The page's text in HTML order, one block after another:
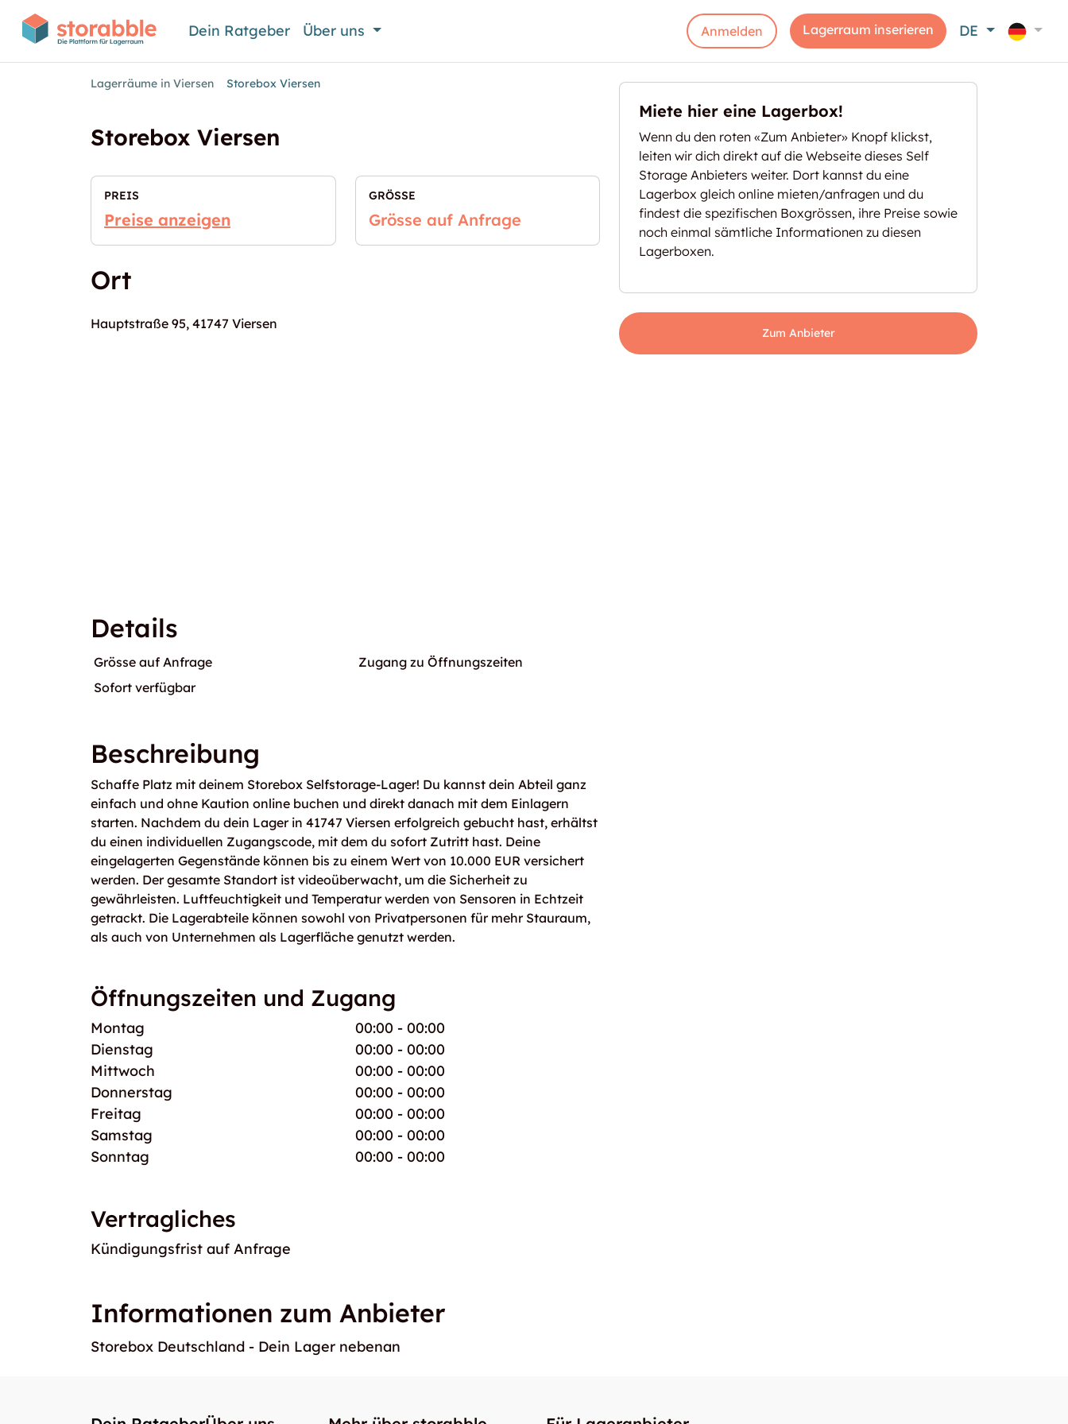
Dein Ratgeber Über uns Anmelden Lagerraum inserieren DE
Lagerräume in Viersen Storebox Viersen
Storebox Viersen
PREIS
Preise anzeigen
GRÖSSE
Grösse auf Anfrage
Ort
Hauptstraße 95, 41747 Viersen
Details
Grösse auf Anfrage
Zugang zu Öffnungszeiten
Sofort verfügbar
Beschreibung
Schaffe Platz mit deinem Storebox Selfstorage-Lager! Du kannst dein Abteil ganz
einfach und ohne Kaution online buchen und direkt danach mit dem Einlagern
starten. Nachdem du dein Lager in 41747 Viersen erfolgreich gebucht hast, erhältst
du einen individuellen Zugangscode, mit dem du sofort Zutritt hast. Deine
eingelagerten Gegenstände können bis zu einem Wert von 10.000 EUR versichert
werden. Der gesamte Standort ist videoüberwacht, um die Sicherheit zu
gewährleisten. Luftfeuchtigkeit und Temperatur werden von Sensoren in Echtzeit
getrackt. Die Lagerabteile können sowohl von Privatpersonen für mehr Stauraum,
als auch von Unternehmen als Lagerfläche genutzt werden.
Öffnungszeiten und Zugang
Montag
00:00 - 00:00
Dienstag
00:00 - 00:00
Mittwoch
00:00 - 00:00
Donnerstag
00:00 - 00:00
Freitag
00:00 - 00:00
Samstag
00:00 - 00:00
Sonntag
00:00 - 00:00
Vertragliches
Kündigungsfrist auf Anfrage
Informationen zum Anbieter
Storebox Deutschland - Dein Lager nebenan
Miete hier eine Lagerbox!
Wenn du den roten «Zum Anbieter» Knopf klickst,
leiten wir dich direkt auf die Webseite dieses Self
Storage Anbieters weiter. Dort kannst du eine
Lagerbox gleich online mieten/anfragen und du
findest die spezifischen Boxgrössen, ihre Preise sowie
noch einmal sämtliche Informationen zu diesen
Lagerboxen.
Zum Anbieter